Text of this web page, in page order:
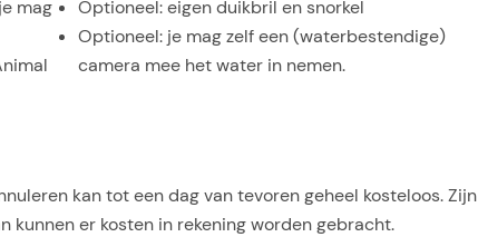
mag
Optioneel: eigen duikbril en snorkel
Optioneel: je mag zelf een (waterbestendige)
camera mee het water in nemen.
kan tot een dag van tevoren geheel kosteloos. Zijn
kunnen er kosten in rekening worden gebracht.